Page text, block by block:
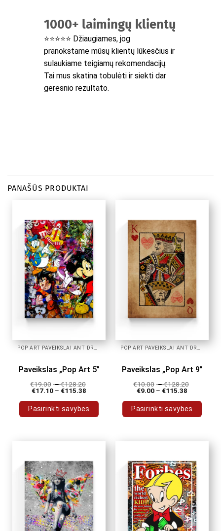
1000+ laimingų klientų
⭐⭐⭐⭐⭐ Džiaugiames, jog
pranokstame mūsų klientų lūkesčius ir
sulaukiame teigiamų rekomendacijų.
Tai mus skatina tobulėti ir siekti dar
geresnio rezultato.
PANAŠŪS PRODUKTAI
Paveikslas „Pop Art 5”
€19.00 –€128.20
€17.10 – €115.38
Pasirinkti savybes
variants.
The
options
may
be
chosen
on
Paveikslas „Pop Art 9”
€10.00 –€128.20
€9.00 – €115.38
Pasirinkti savybes
variants.
The
options
may
be
chosen
on